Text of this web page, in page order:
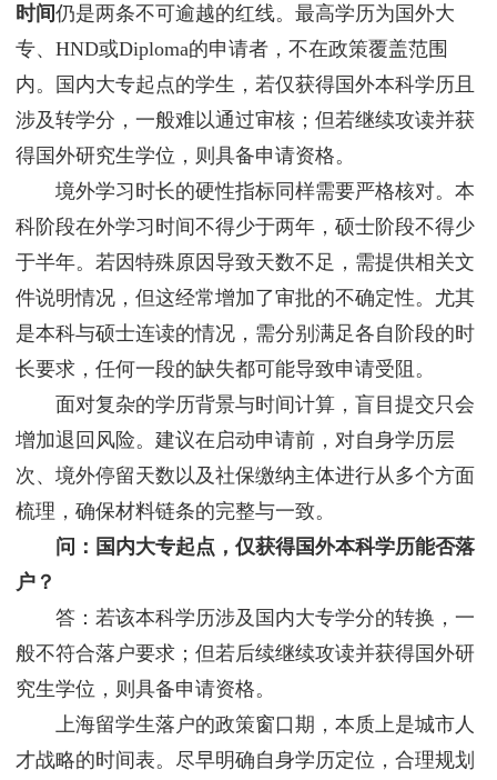
时间仍是两条不可逾越的红线。最高学历为国外大
专、HND或Diploma的申请者，不在政策覆盖范围
内。国内大专起点的学生，若仅获得国外本科学历且
涉及转学分，一般难以通过审核；但若继续攻读并获
得国外研究生学位，则具备申请资格。
境外学习时长的硬性指标同样需要严格核对。本
科阶段在外学习时间不得少于两年，硕士阶段不得少
于半年。若因特殊原因导致天数不足，需提供相关文
件说明情况，但这经常增加了审批的不确定性。尤其
是本科与硕士连读的情况，需分别满足各自阶段的时
长要求，任何一段的缺失都可能导致申请受阻。
面对复杂的学历背景与时间计算，盲目提交只会
增加退回风险。建议在启动申请前，对自身学历层
次、境外停留天数以及社保缴纳主体进行从多个方面
梳理，确保材料链条的完整与一致。
问：国内大专起点，仅获得国外本科学历能否落
户？
答：若该本科学历涉及国内大专学分的转换，一
般不符合落户要求；但若后续继续攻读并获得国外研
究生学位，则具备申请资格。
上海留学生落户的政策窗口期，本质上是城市人
才战略的时间表。尽早明确自身学历定位，合理规划